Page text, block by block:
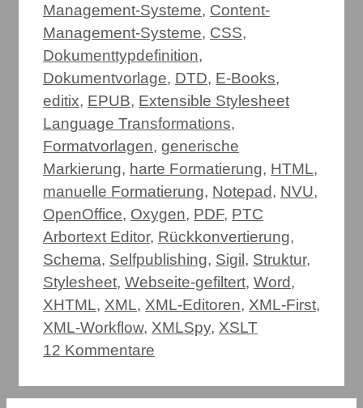
Management-Systeme, Content-
Management-Systeme, CSS,
Dokumenttypdefinition,
Dokumentvorlage, DTD, E-Books,
editix, EPUB, Extensible Stylesheet
Language Transformations,
Formatvorlagen, generische
Markierung, harte Formatierung, HTML,
manuelle Formatierung, Notepad, NVU,
OpenOffice, Oxygen, PDF, PTC
Arbortext Editor, Rückkonvertierung,
Schema, Selfpublishing, Sigil, Struktur,
Stylesheet, Webseite-gefiltert, Word,
XHTML, XML, XML-Editoren, XML-First,
XML-Workflow, XMLSpy, XSLT
12 Kommentare